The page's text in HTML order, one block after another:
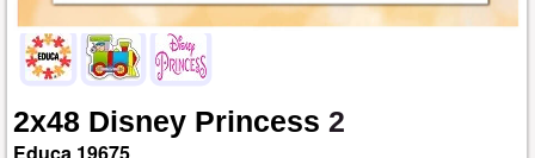
2x48 Disney Princess 2